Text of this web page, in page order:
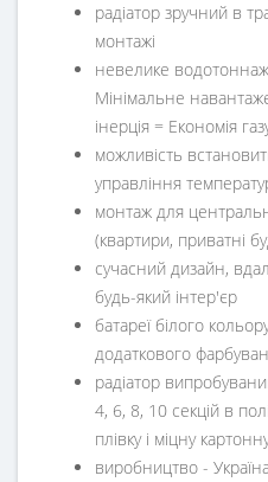
радіатор зручний в
монтажі
невелике
Мінімальне
інерція = Економія
можливість
управління
монтаж для
(квартири, приватні
сучасний дизайн,
будь-який інтер'єр
батареї білого
додаткового
радіатор
4, 6, 8, 10 секцій в
плівку і міцну
виробництво -